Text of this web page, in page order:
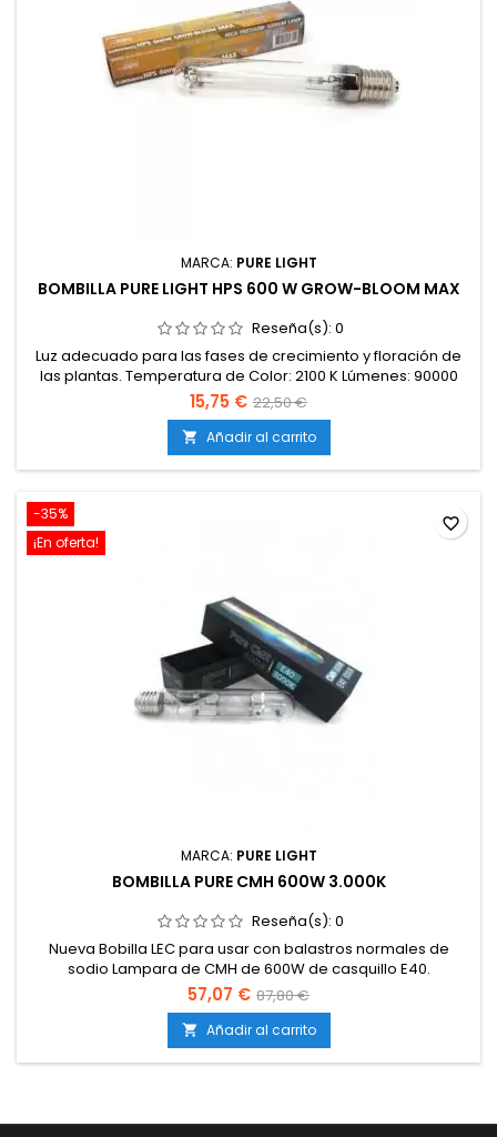
MARCA: PURE LIGHT
BOMBILLA PURE LIGHT HPS 600 W GROW-BLOOM MAX
Reseña(s): 0
Luz adecuado para las fases de crecimiento y floración de
las plantas. Temperatura de Color: 2100 K Lúmenes: 90000
aprox. Potencia : 600 Watios
15,75 € 22,50 €
 Añadir al carrito
-35%
¡En oferta!
MARCA: PURE LIGHT
BOMBILLA PURE CMH 600W 3.000K
Reseña(s): 0
Nueva Bobilla LEC para usar con balastros normales de
sodio Lampara de CMH de 600W de casquillo E40.
Temperatura 3.000K.
57,07 € 87,80 €
 Añadir al carrito
favorite_border